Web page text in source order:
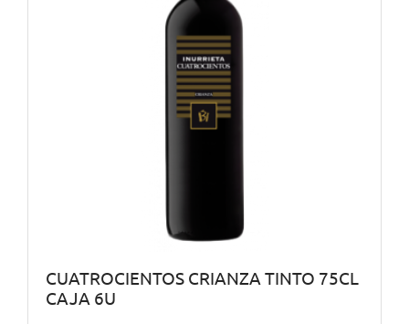
CUATROCIENTOS CRIANZA TINTO 75CL
CAJA 6U